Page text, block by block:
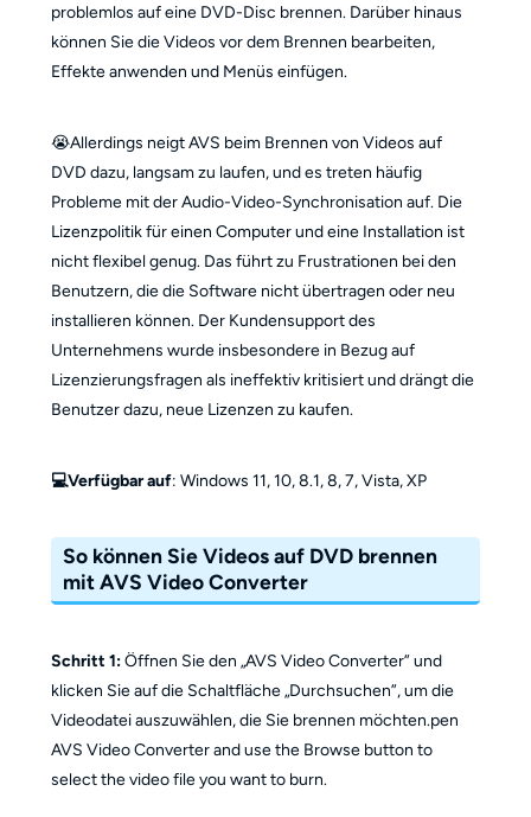
problemlos auf eine DVD-Disc brennen. Darüber hinaus
können Sie die Videos vor dem Brennen bearbeiten,
Effekte anwenden und Menüs einfügen.
😭Allerdings neigt AVS beim Brennen von Videos auf
DVD dazu, langsam zu laufen, und es treten häufig
Probleme mit der Audio-Video-Synchronisation auf. Die
Lizenzpolitik für einen Computer und eine Installation ist
nicht flexibel genug. Das führt zu Frustrationen bei den
Benutzern, die die Software nicht übertragen oder neu
installieren können. Der Kundensupport des
Unternehmens wurde insbesondere in Bezug auf
Lizenzierungsfragen als ineffektiv kritisiert und drängt die
Benutzer dazu, neue Lizenzen zu kaufen.
💻Verfügbar auf: Windows 11, 10, 8.1, 8, 7, Vista, XP
So können Sie Videos auf DVD brennen
mit AVS Video Converter
Schritt 1:Öffnen Sie den „AVS Video Converter” und
klicken Sie auf die Schaltfläche „Durchsuchen”, um die
Videodatei auszuwählen, die Sie brennen möchten.pen
AVS Video Converter and use the Browse button to
select the video file you want to burn.